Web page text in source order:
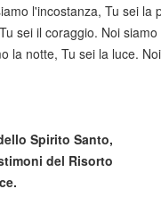
l'incostanza, Tu sei la
sei il coraggio. Noi
la notte, Tu sei la luce.
Spirito Santo,
del Risorto